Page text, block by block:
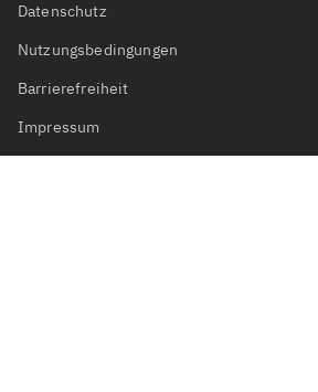
Datenschutz
Nutzungsbedingungen
Barrierefreiheit
Impressum